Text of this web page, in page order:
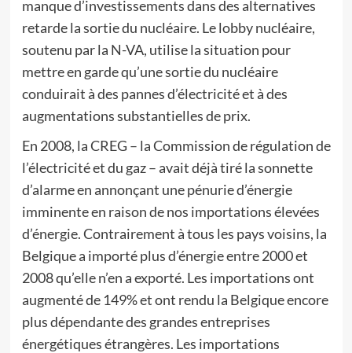
manque d’investissements dans des alternatives
retarde la sortie du nucléaire. Le lobby nucléaire,
soutenu par la N-VA, utilise la situation pour
mettre en garde qu’une sortie du nucléaire
conduirait à des pannes d’électricité et à des
augmentations substantielles de prix.
En 2008, la CREG – la Commission de régulation de
l’électricité et du gaz – avait déjà tiré la sonnette
d’alarme en annonçant une pénurie d’énergie
imminente en raison de nos importations élevées
d’énergie. Contrairement à tous les pays voisins, la
Belgique a importé plus d’énergie entre 2000 et
2008 qu’elle n’en a exporté. Les importations ont
augmenté de 149% et ont rendu la Belgique encore
plus dépendante des grandes entreprises
énergétiques étrangères. Les importations